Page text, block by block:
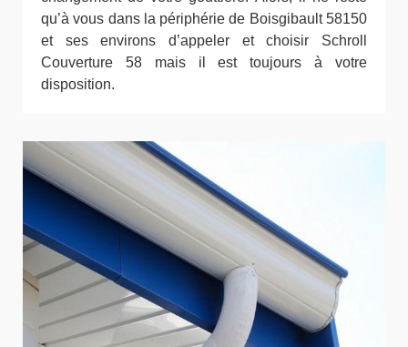
qu’à vous dans la périphérie de Boisgibault 58150
et ses environs d’appeler et choisir Schroll
Couverture 58 mais il est toujours à votre
disposition.